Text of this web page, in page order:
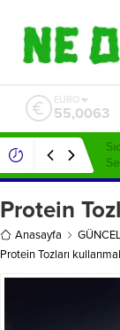
ALTIN
6.543,59
Protein
Anasayfa
Protein Tozları